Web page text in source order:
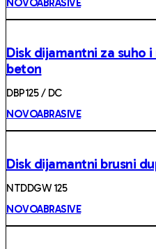
NOVOABRASIVE
Disk dijamantni za suho
beton
DBP125 / DC
NOVOABRASIVE
Disk dijamantni brusni
NTDDGW 125
NOVOABRASIVE